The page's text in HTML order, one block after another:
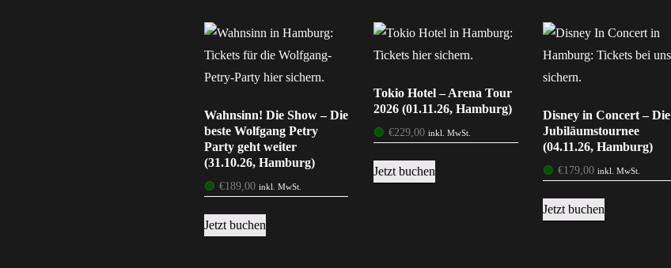
Wahnsinn! Die Show – Die
beste Wolfgang Petry
Party geht weiter
(31.10.26, Hamburg)
🟢 €189,00 inkl. MwSt.
Jetzt buchen
Tokio Hotel – Arena Tour
2026 (01.11.26, Hamburg)
🟢 €229,00 inkl. MwSt.
Jetzt buchen
Disney in Concert – Die
Jubiläumstournee
(04.11.26, Hamburg)
🟢 €179,00 inkl. MwSt.
Jetzt buchen